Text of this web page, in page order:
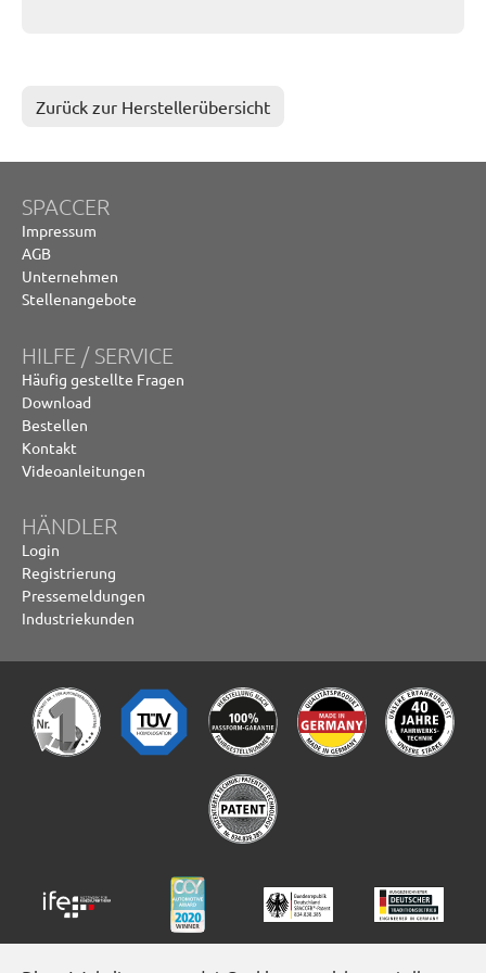
Zurück zur Herstellerübersicht
SPACCER
Impressum
AGB
Unternehmen
Stellenangebote
HILFE / SERVICE
Häufig gestellte Fragen
Download
Bestellen
Kontakt
Videoanleitungen
HÄNDLER
Login
Registrierung
Pressemeldungen
Industriekunden